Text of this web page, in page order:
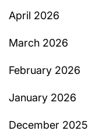
April 2026
March 2026
February 2026
January 2026
December 2025